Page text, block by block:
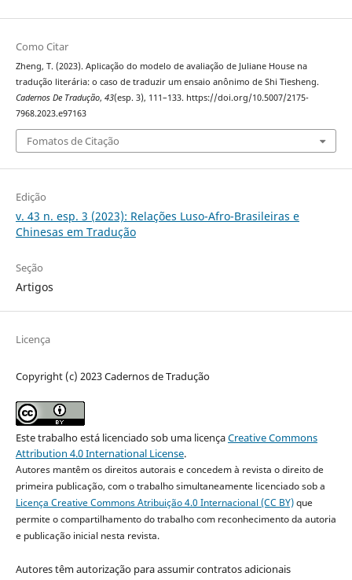
Como Citar
Zheng, T. (2023). Aplicação do modelo de avaliação de Juliane House na
tradução literária: o caso de traduzir um ensaio anônimo de Shi Tiesheng.
Cadernos De Tradução, 43(esp. 3), 111–133. https://doi.org/10.5007/2175-
7968.2023.e97163
Fomatos de Citação
Edição
v. 43 n. esp. 3 (2023): Relações Luso-Afro-Brasileiras e
Chinesas em Tradução
Seção
Artigos
Licença
Copyright (c) 2023 Cadernos de Tradução
Este trabalho está licenciado sob uma licençaCreative Commons
Attribution 4.0 International License.
Autores mantêm os direitos autorais e concedem à revista o direito de
primeira publicação, com o trabalho simultaneamente licenciado sob a
Licença Creative Commons Atribuição 4.0 Internacional (CC BY)que
permite o compartilhamento do trabalho com reconhecimento da autoria
e publicação inicial nesta revista.
Autores têm autorização para assumir contratos adicionais